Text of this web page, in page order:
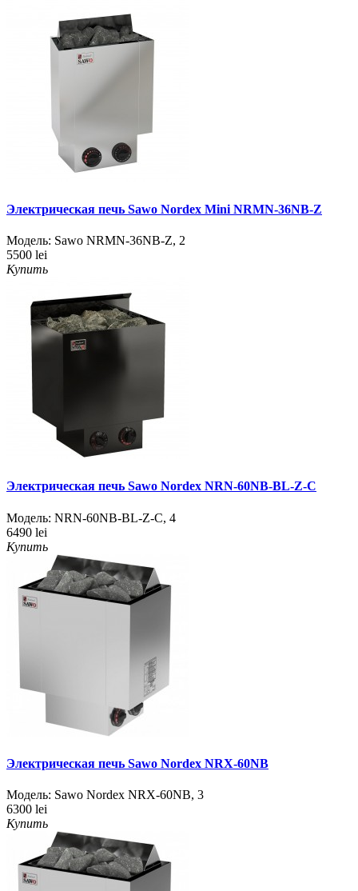
Электрическая печь Sawo Nordex Mini NRMN-36NB-Z
Модель: Sawo NRMN-36NB-Z, 2
5500 lei
Купить
Электрическая печь Sawo Nordex NRN-60NB-BL-Z-C
Модель: NRN-60NB-BL-Z-C, 4
6490 lei
Купить
Электрическая печь Sawo Nordex NRX-60NB
Модель: Sawo Nordex NRX-60NB, 3
6300 lei
Купить